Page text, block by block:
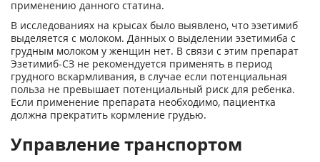
применению данного статина.
В исследованиях на крысах было выявлено, что эзетимиб
выделяется с молоком. Данных о выделении эзетимиба с
грудным молоком у женщин нет. В связи с этим препарат
Эзетимиб-СЗ не рекомендуется применять в период
грудного вскармливания, в случае если потенциальная
польза не превышает потенциальный риск для ребенка.
Если применение препарата необходимо, пациентка
должна прекратить кормление грудью.
Управление транспортом